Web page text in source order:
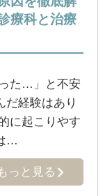
療科と治療
た…」と不安
だ経験はあり
に起こりやす
…
っと見る